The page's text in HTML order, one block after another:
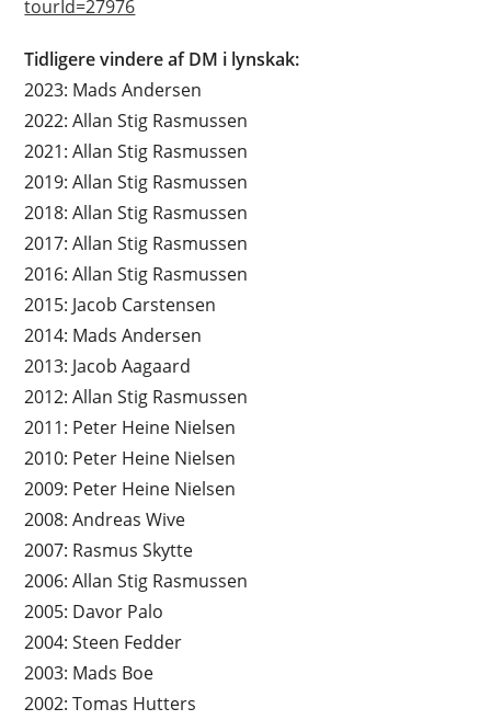
tourId=27976
Tidligere vindere af DM i lynskak:
2023: Mads Andersen
2022: Allan Stig Rasmussen
2021: Allan Stig Rasmussen
2019: Allan Stig Rasmussen
2018: Allan Stig Rasmussen
2017: Allan Stig Rasmussen
2016: Allan Stig Rasmussen
2015: Jacob Carstensen
2014: Mads Andersen
2013: Jacob Aagaard
2012: Allan Stig Rasmussen
2011: Peter Heine Nielsen
2010: Peter Heine Nielsen
2009: Peter Heine Nielsen
2008: Andreas Wive
2007: Rasmus Skytte
2006: Allan Stig Rasmussen
2005: Davor Palo
2004: Steen Fedder
2003: Mads Boe
2002: Tomas Hutters